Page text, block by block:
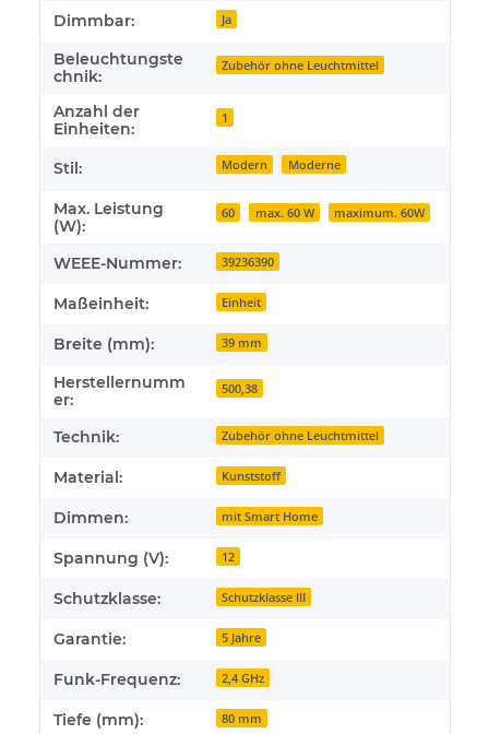
Dimmbar: Ja
Beleuchtungste
chnik:
Zubehör ohne Leuchtmittel
Anzahl der
Einheiten:
1
Stil: Modern Moderne
Max. Leistung
(W):
60 max. 60 W maximum. 60W
WEEE-Nummer: 39236390
Maßeinheit: Einheit
Breite (mm): 39 mm
Herstellernumm
er:
500,38
Technik: Zubehör ohne Leuchtmittel
Material: Kunststoff
Dimmen: mit Smart Home
Spannung (V): 12
Schutzklasse: Schutzklasse III
Garantie: 5 Jahre
Funk-Frequenz: 2,4 GHz
Tiefe (mm): 80 mm